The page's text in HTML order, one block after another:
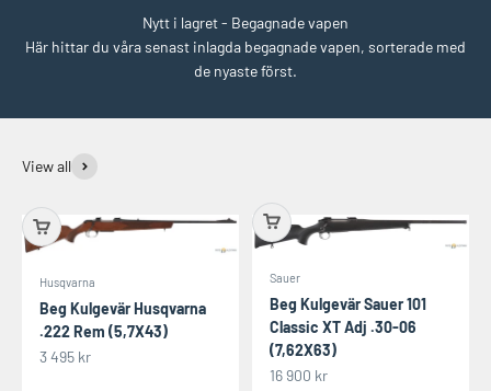
Nytt i lagret - Begagnade vapen
Här hittar du våra senast inlagda begagnade vapen, sorterade med
de nyaste först.
View all
Husqvarna
Beg Kulgevär Husqvarna
.222 Rem (5,7X43)
REA-pris
3 495 kr
Sauer
Beg Kulgevär Sauer 101
Classic XT Adj .30-06
(7,62X63)
REA-pris
16 900 kr